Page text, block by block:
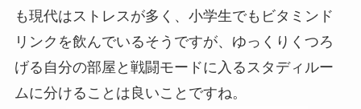
も現代はストレスが多く、小学生でもビタミンド
リンクを飲んでいるそうですが、ゆっくりくつろ
げる自分の部屋と戦闘モードに入るスタディルー
ムに分けることは良いことですね。